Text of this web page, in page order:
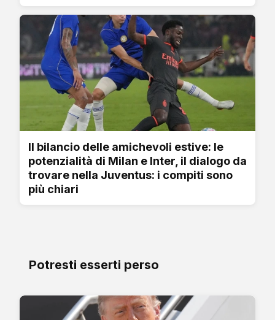
Il bilancio delle amichevoli estive: le
potenzialità di Milan e Inter, il dialogo da
trovare nella Juventus: i compiti sono
più chiari
Potresti esserti perso